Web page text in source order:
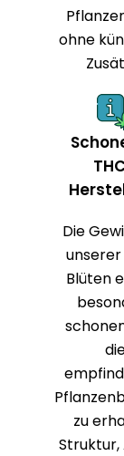
ohne
Die
unserer
Blüten
zu